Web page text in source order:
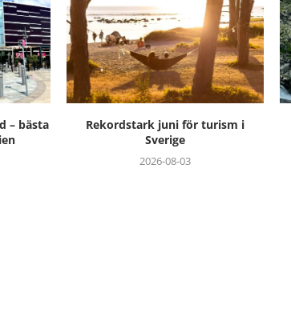
– bästa
Rekordstark juni för turism i
Sverige
2026-08-03